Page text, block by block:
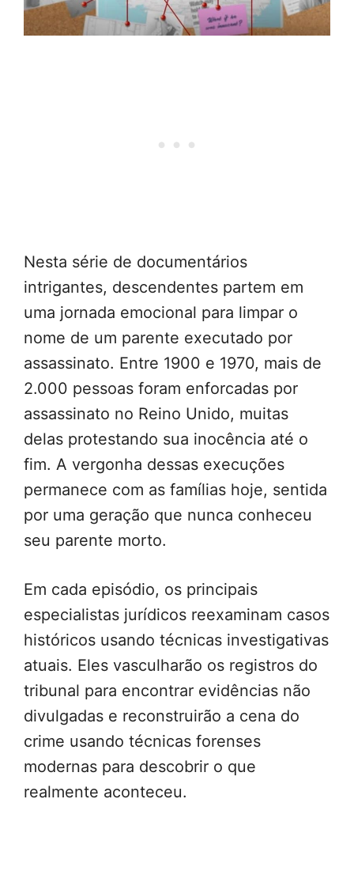
Nesta série de documentários
intrigantes, descendentes partem em
uma jornada emocional para limpar o
nome de um parente executado por
assassinato. Entre 1900 e 1970, mais de
2.000 pessoas foram enforcadas por
assassinato no Reino Unido, muitas
delas protestando sua inocência até o
fim. A vergonha dessas execuções
permanece com as famílias hoje, sentida
por uma geração que nunca conheceu
seu parente morto.
Em cada episódio, os principais
especialistas jurídicos reexaminam casos
históricos usando técnicas investigativas
atuais. Eles vasculharão os registros do
tribunal para encontrar evidências não
divulgadas e reconstruirão a cena do
crime usando técnicas forenses
modernas para descobrir o que
realmente aconteceu.